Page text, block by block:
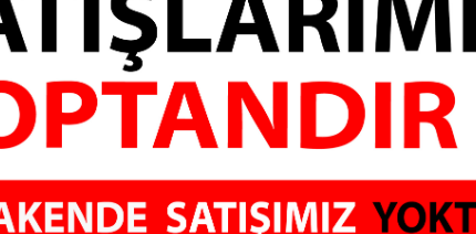
BANYO ŞOFBENİ
TL
SİMETRA ELEKTRİKLİ
ŞOFBENİ 5500W
1,250.00 TL